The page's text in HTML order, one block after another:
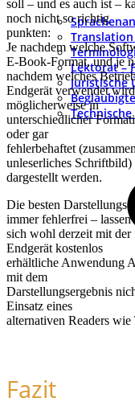
Lektorat –
Juristische
soll – und es auch ist –
noch nicht so richtig
punkten:
Je nachdem welche
E-Book-Format, und je
nachdem welches
Endgerät verwendet
möglicherweise in
unterschiedlicher
oder gar
fehlerbehaftet
unleserliches Schriftbild)
dargestellt werden.
Die besten
immer fehlerfrei – lassen
sich wohl derzeit mit der
Endgerät kostenlos
erhältliche Anwendung
mit dem
Darstellungsergebnis
Einsatz eines
alternativen Readers wie
Fazit